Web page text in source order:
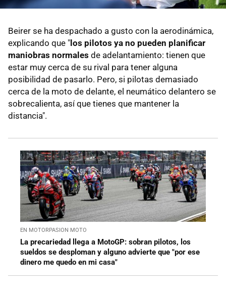
Beirer se ha despachado a gusto con la aerodinámica,
explicando que " los pilotos ya no pueden planificar
maniobras normales de adelantamiento: tienen que
estar muy cerca de su rival para tener alguna
posibilidad de pasarlo. Pero, si pilotas demasiado
cerca de la moto de delante, el neumático delantero se
sobrecalienta, así que tienes que mantener la
distancia".
EN MOTORPASION MOTO
La precariedad llega a MotoGP: sobran pilotos, los
sueldos se desploman y alguno advierte que "por ese
dinero me quedo en mi casa"